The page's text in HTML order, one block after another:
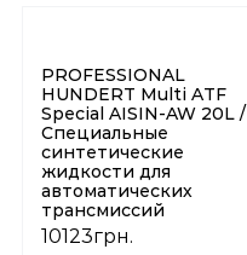
PROFESSIONAL
HUNDERT Multi ATF
Special AISIN-AW 20L /
Специальные
синтетические
жидкости для
автоматических
трансмиссий
10123грн.